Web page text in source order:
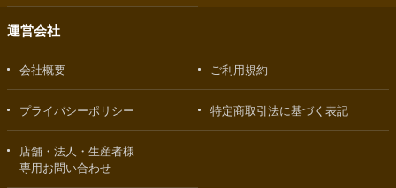
運営会社
会社概要 ご利用規約
プライバシーポリシー 特定商取引法に基づく表記
店舗・法人・生産者様
専用お問い合わせ